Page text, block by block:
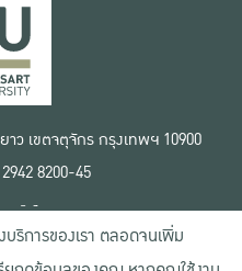
ว เขตจตุจักร กรุงเทพฯ 10900
8200-45
านเว็บไซต์
ธิ์ใช้งาน
ป็นส่วนตัว
บริการของเรา ตลอดจนเพิ่ม